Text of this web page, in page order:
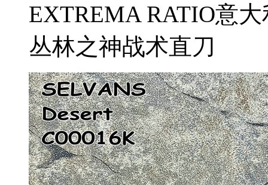
EXTREMA RATIO意大
丛林之神战术直刀